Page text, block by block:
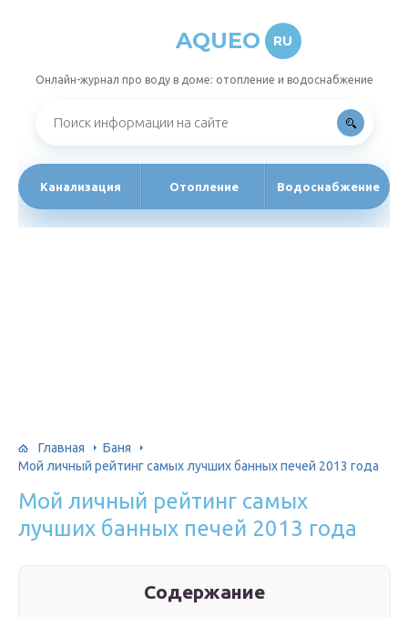
AQUEO RU
Онлайн-журнал про воду в доме: отопление и водоснабжение
Канализация Отопление Водоснабжение
Главная
Баня
Мой личный рейтинг самых лучших банных печей 2013 года
Мой личный рейтинг самых
лучших банных печей 2013 года
Содержание